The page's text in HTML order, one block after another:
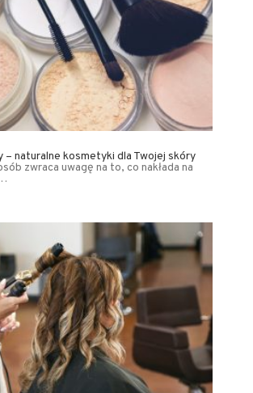
– naturalne kosmetyki dla Twojej skóry
zwraca uwagę na to, co nakłada na